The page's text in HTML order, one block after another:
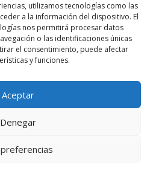
utilizamos tecnologías como las
a la información del dispositivo. El
nos permitirá procesar datos
o las identificaciones únicas
el consentimiento, puede afectar
y funciones.
Aceptar
Denegar